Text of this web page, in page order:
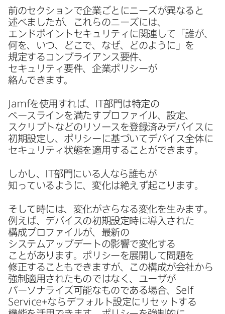
前の​セクションで​企業ごとに​ニーズが​異なると​
述べましたが、​これらの​ニーズには、​
エンドポイントセキュリティに​関連して​「誰が、​
何を、​いつ、​どこで、​なぜ、​どのように」を​
規定する​コンプライアンス要件、​
セキュリティ要件、​企業ポリシーが​
絡んできます。
Jamfを​使用すれば、 IT部門は​特定の​
ベースラインを​満たすプロファイル、​設定、​
スクリプトなどの​リソースを​登録済みデバイスに​
初期設定し、​ポリシーに​基づいて​デバイス全体に​
セキュリティ状態を​適用する​ことができます。
しかし、 IT部​門に​いる​人なら​誰もが​
知っているように、​変化は​絶えず​起こります。
そして​時には、​変化が​さらなる​変化を​生みます。​
例えば、​デバイスの​初期設定時に​導入された​
構成プロファイルが、​最新の​
システムアップデートの​影響で​変化する​
ことがあります。​ポリシーを​展開して​問題を​
修正する​ことも​できますが、​この​構成が​会社から​
強制適用された​ものではなく、​ユーザが​
パーソナライズ可能な​ものである​場合、 Self
Service+なら​デフォルト設定に​リセットする​